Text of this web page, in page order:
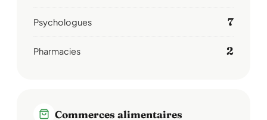
Psychologues 7
Pharmacies 2
Commerces alimentaires